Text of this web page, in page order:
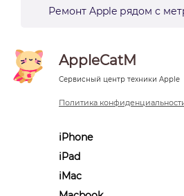
Ремонт Apple рядом с
AppleCatM
Сервисный центр техники Apple
Политика
iPhone
iPad
iMac